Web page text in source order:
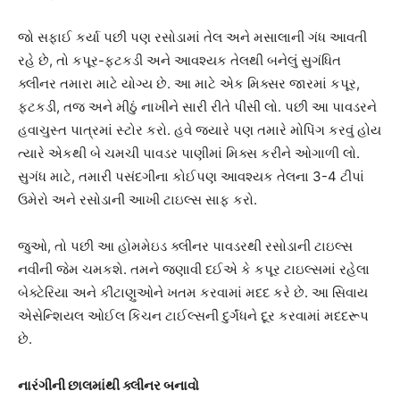
જો સફાઈ કર્યા પછી પણ રસોડામાં તેલ અને મસાલાની ગંધ આવતી
રહે છે, તો કપૂર-ફટકડી અને આવશ્યક તેલથી બનેલું સુગંધિત
ક્લીનર તમારા માટે યોગ્ય છે. આ માટે એક મિક્સર જારમાં કપૂર,
ફટકડી, તજ અને મીઠું નાખીને સારી રીતે પીસી લો. પછી આ પાવડરને
હવાચુસ્ત પાત્રમાં સ્ટોર કરો. હવે જ્યારે પણ તમારે મોપિંગ કરવું હોય
ત્યારે એકથી બે ચમચી પાવડર પાણીમાં મિક્સ કરીને ઓગાળી લો.
સુગંધ માટે, તમારી પસંદગીના કોઈપણ આવશ્યક તેલના 3-4 ટીપાં
ઉમેરો અને રસોડાની આખી ટાઇલ્સ સાફ કરો.
જુઓ, તો પછી આ હોમમેઇડ ક્લીનર પાવડરથી રસોડાની ટાઇલ્સ
નવીની જેમ ચમકશે. તમને જણાવી દઈએ કે કપૂર ટાઇલ્સમાં રહેલા
બેક્ટેરિયા અને કીટાણુઓને ખતમ કરવામાં મદદ કરે છે. આ સિવાય
એસેન્શિયલ ઓઈલ કિચન ટાઈલ્સની દુર્ગંધને દૂર કરવામાં મદદરૂપ
છે.
નારંગીની છાલમાંથી ક્લીનર બનાવો